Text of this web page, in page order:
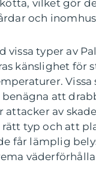
vilket gör
och
vissa typer av
känslighet för
Vissa
benägna att
attacker av
typ och att
får lämplig